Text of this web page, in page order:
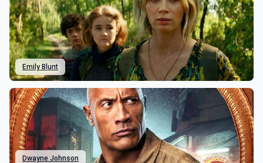
Emily Blunt
Dwayne Johnson